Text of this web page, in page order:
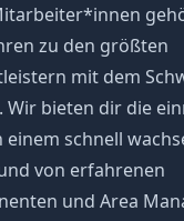
zu den größten
mit dem
Wir bieten dir die
einem schnell
von erfahrenen
und Area